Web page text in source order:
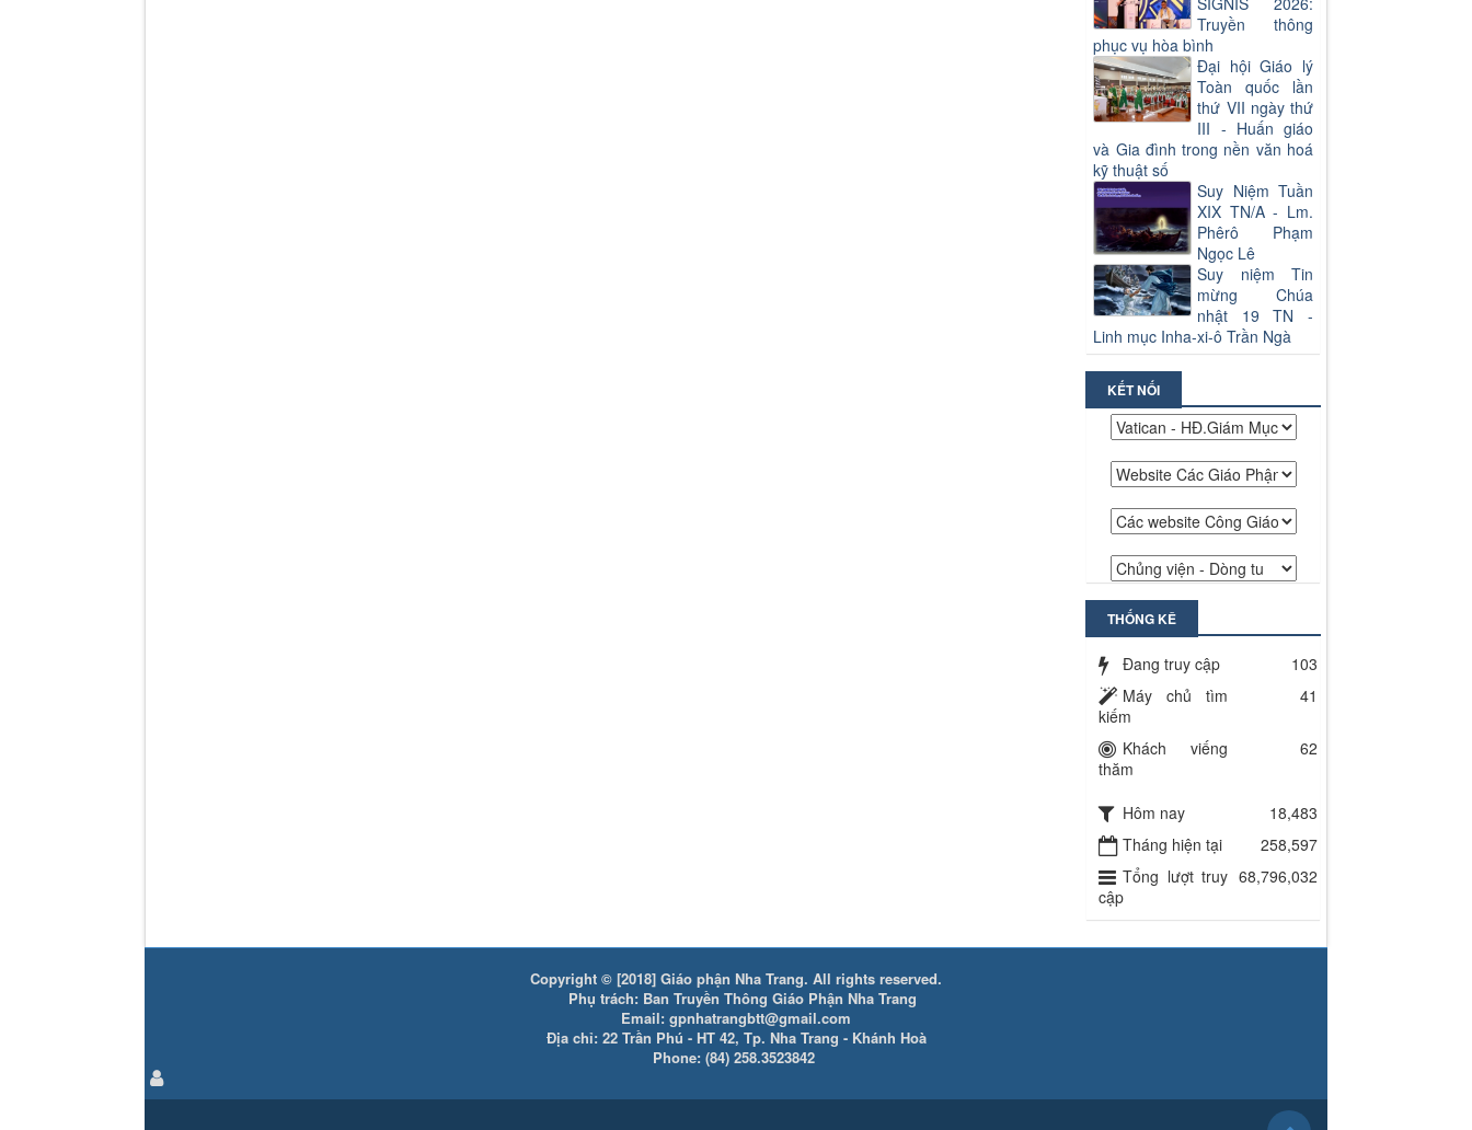
Truyền thông
phục vụ hòa bình
Đại hội Giáo lý
Toàn quốc lần
thứ VII ngày thứ
III - Huấn giáo
và Gia đình trong nền văn hoá
kỹ thuật số
Suy Niệm Tuần
XIX TN/A - Lm.
Phêrô Phạm
Ngọc Lê
Suy niệm Tin
mừng Chúa
nhật 19 TN -
Linh mục Inha-xi-ô Trần Ngà
KẾT NỐI
THỐNG KÊ
Đang truy cập
103
Máy chủ tìm
kiếm
41
Khách viếng
thăm
62
Hôm nay
18,483
Tháng hiện tại
258,597
Tổng lượt truy
cập
68,796,032
Copyright © [2018] Giáo phận Nha Trang. All rights reserved.
Phụ trách: Ban Truyền Thông Giáo Phận Nha Trang
Email: gpnhatrangbtt@gmail.com
Địa chỉ: 22 Trần Phú - HT 42, Tp. Nha Trang - Khánh Hoà
Phone: (84) 258.3523842